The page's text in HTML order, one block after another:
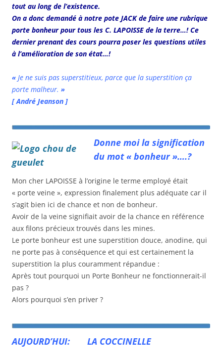
tout au long de l’existence.
On a donc demandé à notre pote JACK de faire une rubrique
porte bonheur pour tous les C. LAPOISSE de la terre…! Ce
dernier prenant des cours pourra poser les questions utiles
à l’amélioration de son état…!
« Je ne suis pas superstitieux, parce que la superstition ça
porte malheur. »
[ André Jeanson ]
Donne moi la signification
du mot « bonheur »….?
Mon cher LAPOISSE à l’origine le terme employé était
« porte veine », expression finalement plus adéquate car il
s’agit bien ici de chance et non de bonheur.
Avoir de la veine signifiait avoir de la chance en référence
aux filons précieux trouvés dans les mines.
Le porte bonheur est une superstition douce, anodine, qui
ne porte pas à conséquence et qui est certainement la
superstition la plus couramment répandue :
Après tout pourquoi un Porte Bonheur ne fonctionnerait-il
pas ?
Alors pourquoi s’en priver ?
AUJOURD’HUI: LA COCCINELLE